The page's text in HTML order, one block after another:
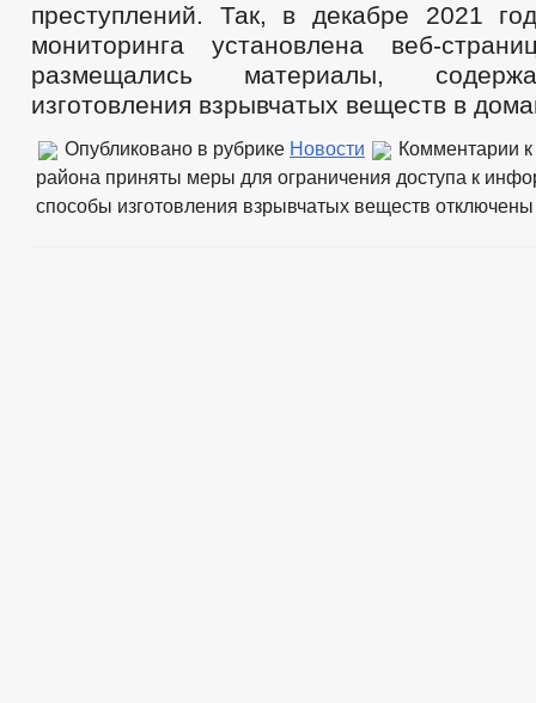
преступлений. Так, в декабре 2021
мониторинга установлена веб-
размещались материалы,
изготовления взрывчатых веществ в
Опубликовано в рубрике Новости Комментарии
района приняты меры для ограничения доступа к
способы изготовления взрывчатых веществ отключены